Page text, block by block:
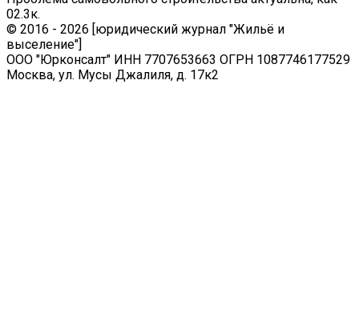
02.3к.
© 2016 - 2026 [юридический журнал "Жильё и
выселение"]
ООО "Юрконсалт" ИНН 7707653663 ОГРН 1087746177529
Москва, ул. Мусы Джалиля, д. 17к2